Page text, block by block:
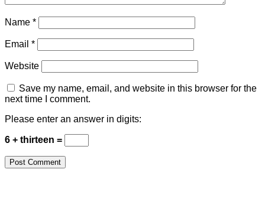
Name *
Email *
Website
Save my name, email, and website in this browser for the
next time I comment.
Please enter an answer in digits:
6 + thirteen =